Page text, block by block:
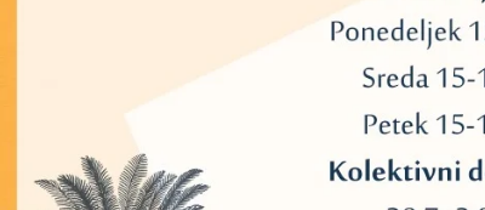
se lahko na primer odločijo za nežen objem roževca,
vsako zapestje.
saj so zapestnice z močjo dragih kamnov domiselno
iz vrhunskega elastičnega materiala, so modne in